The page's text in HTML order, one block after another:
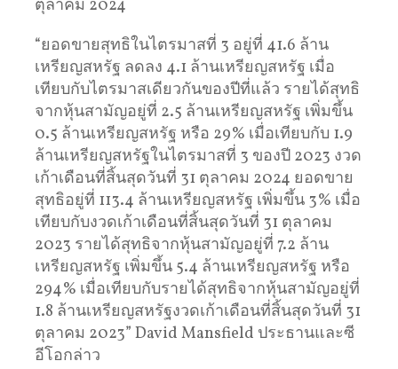
ตุลาคม 2024
“ยอดขายสุทธิในไตรมาสที่ 3 อยู่ที่ 41.6 ล้าน
เหรียญสหรัฐ ลดลง 4.1 ล้านเหรียญสหรัฐ เมื่อ
เทียบกับไตรมาสเดียวกันของปีที่แล้ว รายได้สุทธิ
จากหุ้นสามัญอยู่ที่ 2.5 ล้านเหรียญสหรัฐ เพิ่มขึ้น
0.5 ล้านเหรียญสหรัฐ หรือ 29% เมื่อเทียบกับ 1.9
ล้านเหรียญสหรัฐในไตรมาสที่ 3 ของปี 2023 งวด
เก้าเดือนที่สิ้นสุดวันที่ 31 ตุลาคม 2024 ยอดขาย
สุทธิอยู่ที่ 113.4 ล้านเหรียญสหรัฐ เพิ่มขึ้น 3% เมื่อ
เทียบกับงวดเก้าเดือนที่สิ้นสุดวันที่ 31 ตุลาคม
2023 รายได้สุทธิจากหุ้นสามัญอยู่ที่ 7.2 ล้าน
เหรียญสหรัฐ เพิ่มขึ้น 5.4 ล้านเหรียญสหรัฐ หรือ
294% เมื่อเทียบกับรายได้สุทธิจากหุ้นสามัญอยู่ที่
1.8 ล้านเหรียญสหรัฐงวดเก้าเดือนที่สิ้นสุดวันที่ 31
ตุลาคม 2023” David Mansfield ประธานและซี
อีโอกล่าว